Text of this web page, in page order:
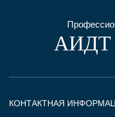
АИДТ
КОНТАКТНАЯ